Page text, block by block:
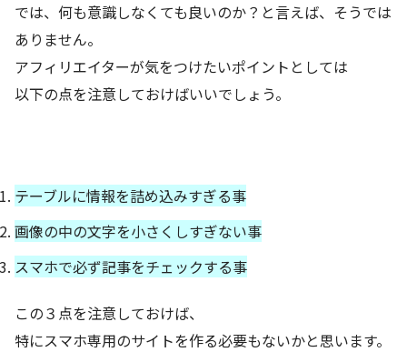
では、何も意識しなくても良いのか？と言えば、そうでは
ありません。
アフィリエイターが気をつけたいポイントとしては
以下の点を注意しておけばいいでしょう。
テーブルに情報を詰め込みすぎる事
画像の中の文字を小さくしすぎない事
スマホで必ず記事をチェックする事
この３点を注意しておけば、
特にスマホ専用のサイトを作る必要もないかと思います。